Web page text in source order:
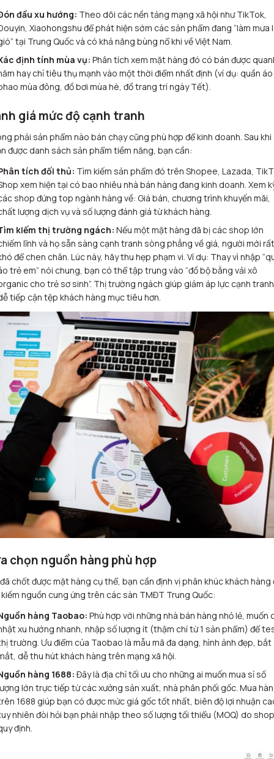
đầu xu hướng: Theo dõi các nền tảng mạng xã hội như TikTok,
Xiaohongshu để phát hiện sớm các sản phẩm đang “làm mưa
tại Trung Quốc và có khả năng bùng nổ khi về Việt Nam.
định tính mùa vụ: Phân tích xem mặt hàng đó có bán được
hay chỉ tiêu thụ mạnh vào một thời điểm nhất định (ví dụ: quần áo
mùa đông, đồ bơi mùa hè, đồ trang trí ngày Tết).
giá mức độ cạnh tranh
phải sản phẩm nào bán chạy cũng phù hợp để kinh doanh. Sau khi
được danh sách sản phẩm tiềm năng, bạn cần:
tích đối thủ: Tìm kiếm sản phẩm đó trên Shopee, Lazada,
xem hiện tại có bao nhiêu nhà bán hàng đang kinh doanh. Xem
shop đứng top ngành hàng về: Giá bán, chương trình khuyến mãi,
lượng dịch vụ và số lượng đánh giá từ khách hàng.
kiếm thị trường ngách: Nếu một mặt hàng đã bị các shop lớn
lĩnh và họ sẵn sàng cạnh tranh sòng phẳng về giá, người mới rất
để chen chân. Lúc này, hãy thu hẹp phạm vi. Ví dụ: Thay vì nhập
trẻ em” nói chung, bạn có thể tập trung vào “đồ bộ bằng vải xô
cho trẻ sơ sinh”. Thị trường ngách giúp giảm áp lực cạnh
tiếp cận tệp khách hàng mục tiêu hơn.
chọn nguồn hàng phù hợp
chốt được mặt hàng cụ thể, bạn cần định vị phân khúc khách hàng
nguồn cung ứng trên các sàn TMĐT Trung Quốc:
hàng Taobao: Phù hợp với những nhà bán hàng nhỏ lẻ, muốn
xu hướng nhanh, nhập số lượng ít (thậm chí từ 1 sản phẩm) để
trường. Ưu điểm của Taobao là mẫu mã đa dạng, hình ảnh đẹp, bắt
dễ thu hút khách hàng trên mạng xã hội.
hàng 1688: Đây là địa chỉ tối ưu cho những ai muốn mua sỉ số
lớn trực tiếp từ các xưởng sản xuất, nhà phân phối gốc. Mua
1688 giúp bạn có được mức giá gốc tốt nhất, biên độ lợi nhuận
nhiên đòi hỏi bạn phải nhập theo số lượng tối thiểu (MOQ) do shop
định.